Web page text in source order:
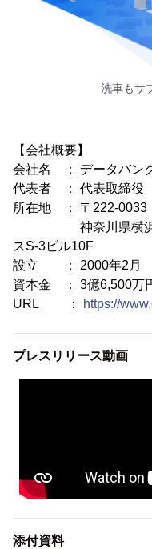
洗車もサ
【会社概要】
会社名 ： データバン
代表者 ： 代表取締役
所在地 ： 〒222-0033
神奈川県横浜市港
スS-3ビル10F
設立 ： 2000年2月
資本金 ： 3億6,500万
URL ：
https://
プレスリリース動画
添付資料